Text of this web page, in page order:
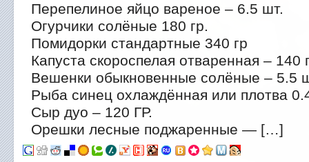
Перепелиное яйцо вареное – 6.5 шт.
Огурчики солёные 180 гр.
Помидорки стандартные 340 гр
Капуста скороспелая отваренная – 140
Вешенки обыкновенные солёные – 5.5
Рыба синец охлаждённая или плотва
Сыр дуо – 120 ГР.
Орешки лесные поджаренные — […]